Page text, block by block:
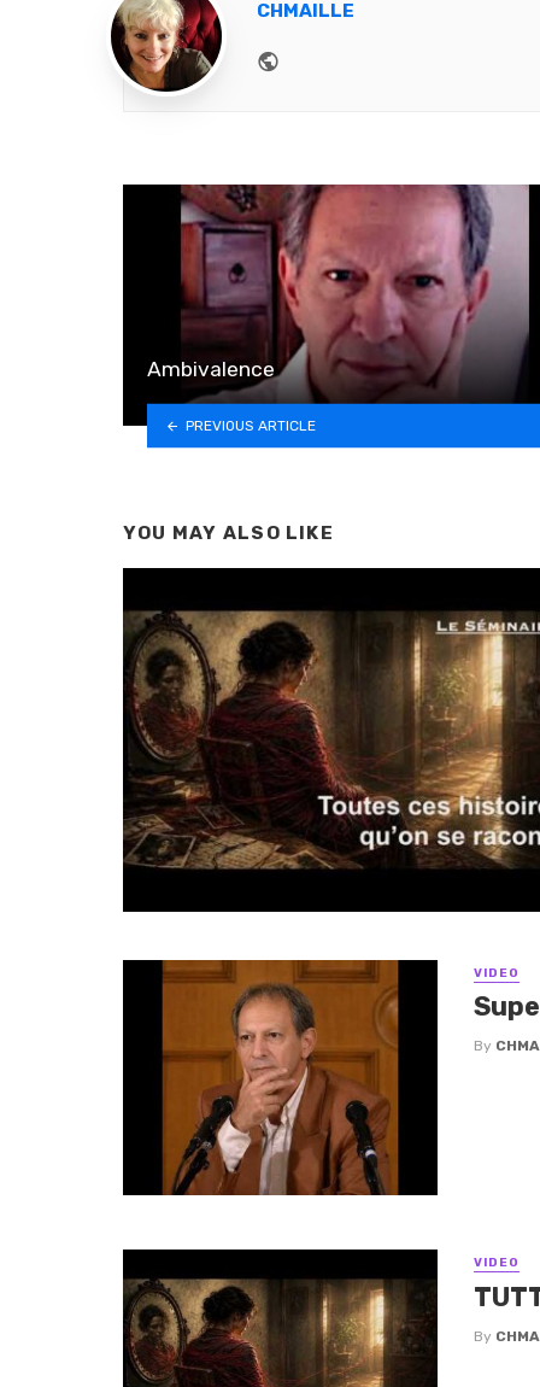
CHMAILLE
Ambivalence
PREVIOUS ARTICLE
YOU MAY ALSO LIKE
VIDEO
By
VIDEO
By